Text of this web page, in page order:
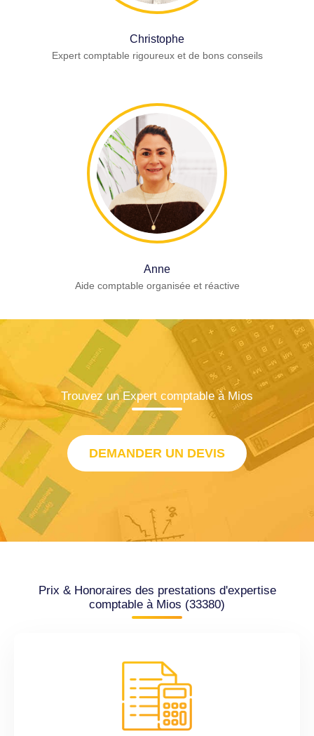
Christophe
Expert comptable rigoureux et de bons conseils
Anne
Aide comptable organisée et réactive
Trouvez un Expert comptable à Mios
DEMANDER UN DEVIS
Prix & Honoraires des prestations d'expertise
comptable à Mios (33380)